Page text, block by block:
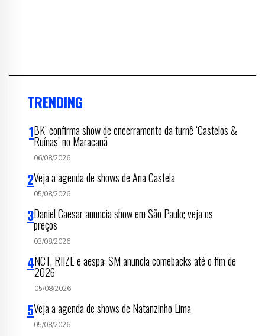
TRENDING
BK’ confirma show de encerramento da turnê ‘Castelos &
Ruínas’ no Maracanã
06/08/2026
Veja a agenda de shows de Ana Castela
05/08/2026
Daniel Caesar anuncia show em São Paulo; veja os
preços
03/08/2026
NCT, RIIZE e aespa: SM anuncia comebacks até o fim de
2026
05/08/2026
Veja a agenda de shows de Natanzinho Lima
05/08/2026